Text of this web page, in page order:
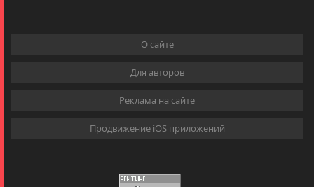
О сайте
Для авторов
Реклама на сайте
Продвижение iOS приложений